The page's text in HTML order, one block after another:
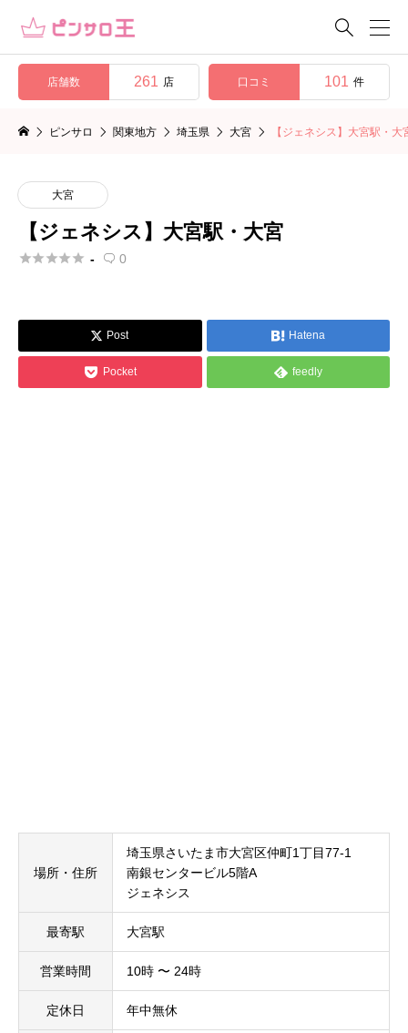

店舗数 261 店 口コミ 101 件
ピンサロ 関東地方 埼玉県 大宮 【ジェネシス】大宮駅・大
大宮
【ジェネシス】大宮駅・大宮
 -  0
 Post  Hatena
 Pocket  feedly
場所・住所
埼玉県さいたま市大宮区仲町1丁目77-1
南銀センタービル5階A
ジェネシス
最寄駅 大宮駅
営業時間 10時 〜 24時
定休日 年中無休